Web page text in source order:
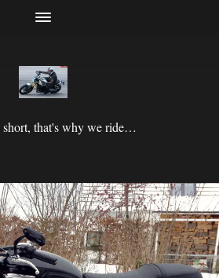
that's why we ride…